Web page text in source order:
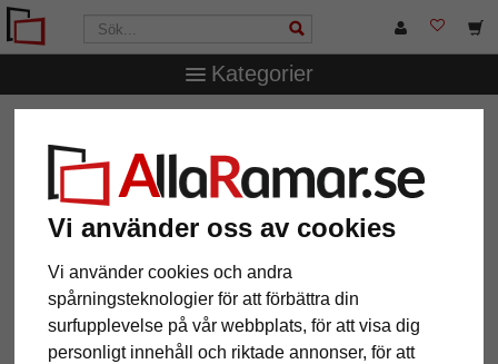
Vi använder oss av cookies
Vi använder cookies och andra
spårningsteknologier för att förbättra din
surfupplevelse på vår webbplats, för att visa dig
personligt innehåll och riktade annonser, för att
Kategorier
12 Artiklar Populärast